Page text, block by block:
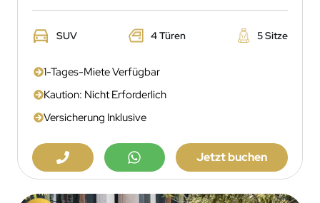
SUV 4 Türen 5 Sitze
1-Tages-Miete Verfügbar
Kaution: Nicht Erforderlich
Versicherung Inklusive
Jetzt buchen